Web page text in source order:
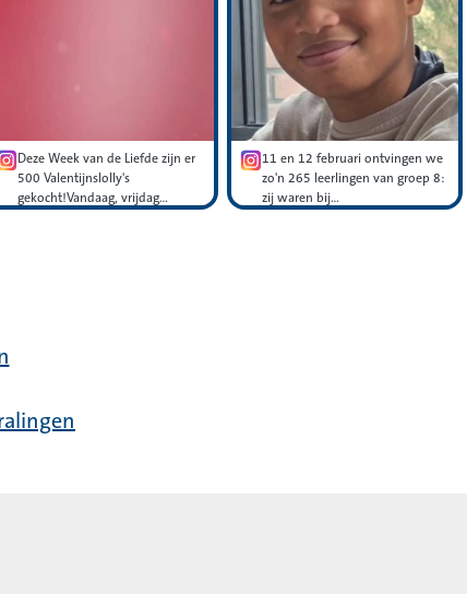
Deze Week van de Liefde zijn er
500 Valentijnslolly's
gekocht!Vandaag, vrijdag…
11 en 12 februari ontvingen we
zo'n 265 leerlingen van groep 8:
zij waren bij…
pagina van Kralingen.